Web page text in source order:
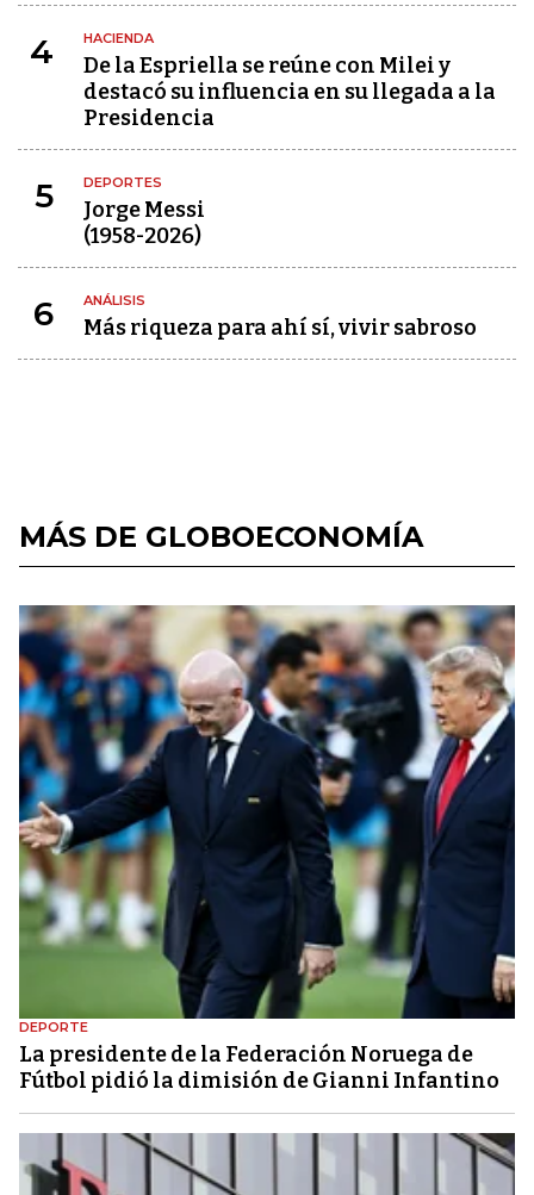
4 HACIENDA
De la Espriella se reúne con Milei y
destacó su influencia en su llegada a la
Presidencia
5 DEPORTES
Jorge Messi
(1958-2026)
6 ANÁLISIS
Más riqueza para ahí sí, vivir sabroso
MÁS DE GLOBOECONOMÍA
DEPORTE
La presidente de la Federación Noruega de
Fútbol pidió la dimisión de Gianni Infantino